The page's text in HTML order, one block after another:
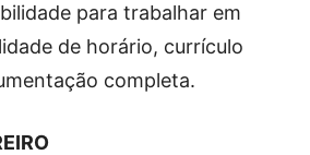
para trabalhar em
de horário, currículo
completa.